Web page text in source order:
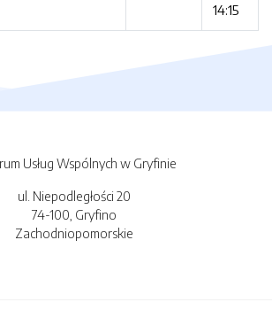
14:15
Usług Wspólnych w Gryfinie
ul. Niepodległości 20
74-100, Gryfino
Zachodniopomorskie